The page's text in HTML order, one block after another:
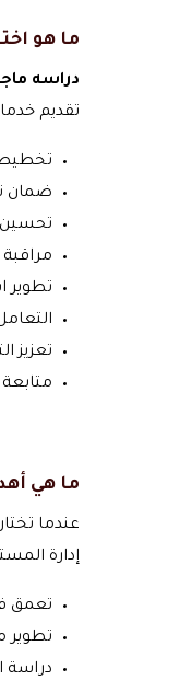
ما هو
دراسه
تقديم
تخطيط
ضمان
تحسين
مراقبة
تطوير
تعزيز
ما هي
عندما
إدارة
تعمق
تطوير
دراسة